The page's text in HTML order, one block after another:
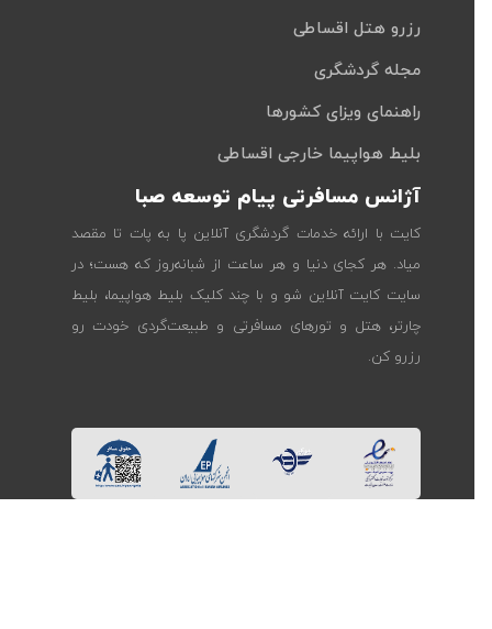
رزرو هتل اقساطی
مجله گردشگری
راهنمای ویزای کشورها
بلیط هواپیما خارجی اقساطی
آژانس مسافرتی پیام توسعه صبا
کایت با ارائه خدمات گردشگری آنلاین پا به پات تا مقصد
میاد. هر کجای دنیا و هر ساعت از شبانه‌روز که هست؛ در
سایت کایت آنلاین شو و با چند کلیک بلیط هواپیما، بلیط
چارتر، هتل و تورهای مسافرتی و طبیعت‌گردی خودت رو
رزرو کن.